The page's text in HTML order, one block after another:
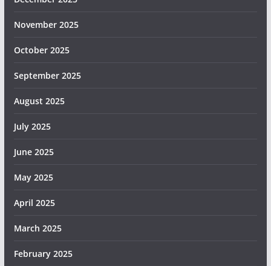
November 2025
October 2025
September 2025
August 2025
July 2025
June 2025
May 2025
April 2025
March 2025
February 2025